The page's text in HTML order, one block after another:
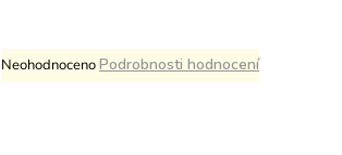
Průměrné
hodnocení
NeohodnocenoPodrobnosti hodnocení